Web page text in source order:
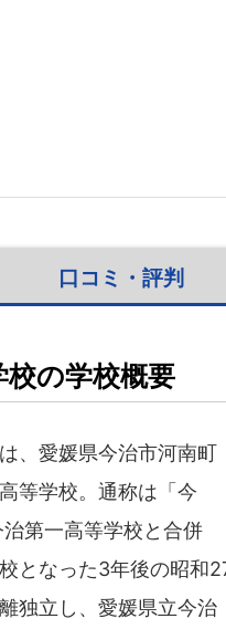
口コミ・評判
の学校概要
、愛媛県今治市河南町
等学校。通称は「今
第一高等学校と合併
となった3年後の昭和
独立し、愛媛県立今治